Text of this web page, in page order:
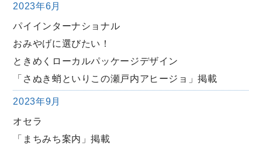
2023年6月
パイインターナショナル
おみやげに選びたい！
ときめくローカルパッケージデザイン
「さぬき蛸といりこの瀬戸内アヒージョ」掲載
2023年9月
オセラ
「まちみち案内」掲載